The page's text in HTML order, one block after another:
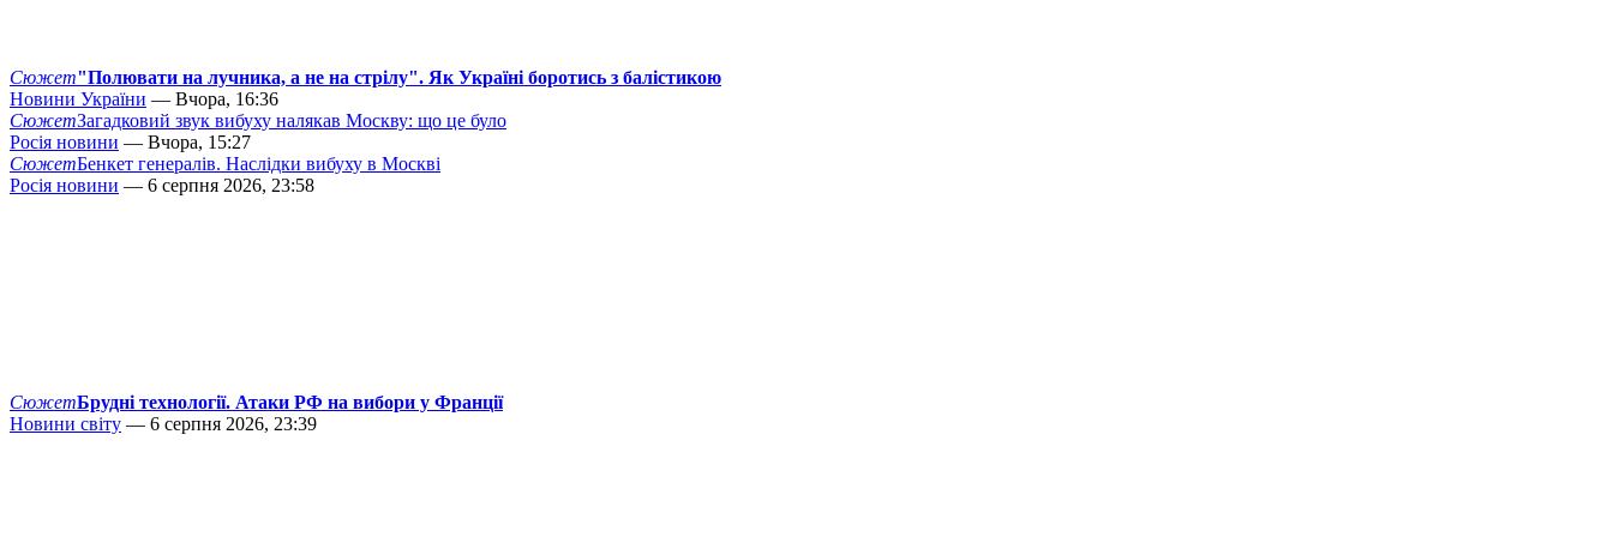
Сюжет"Полювати на лучника, а не на стрілу". Як Україні боротись з балістикою
Новини України — Вчора, 16:36
СюжетЗагадковий звук вибуху налякав Москву: що це було
Росія новини — Вчора, 15:27
СюжетБенкет генералів. Наслідки вибуху в Москві
Росія новини — 6 серпня 2026, 23:58
СюжетБрудні технології. Атаки РФ на вибори у Франції
Новини світу — 6 серпня 2026, 23:39